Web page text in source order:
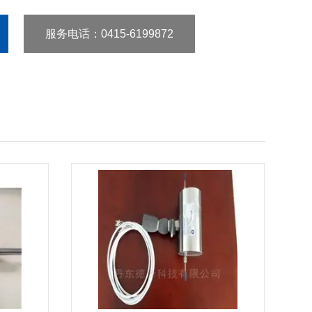
服务电话 ：0415-6199872